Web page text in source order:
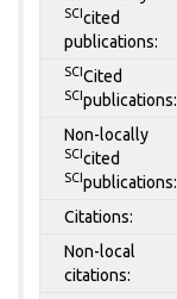
SCIcited
publications:
SCICited
SCIpublications:
Non-locally
SCIcited
SCIpublications:
Citations:
Non-local
citations: